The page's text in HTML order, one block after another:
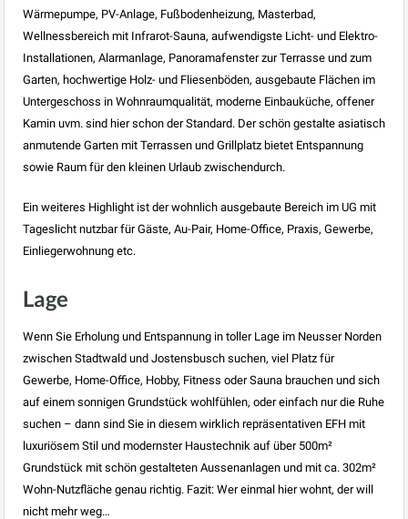
Wärmepumpe, PV-Anlage, Fußbodenheizung, Masterbad,
Wellnessbereich mit Infrarot-Sauna, aufwendigste Licht- und Elektro-
Installationen, Alarmanlage, Panoramafenster zur Terrasse und zum
Garten, hochwertige Holz- und Fliesenböden, ausgebaute Flächen im
Untergeschoss in Wohnraumqualität, moderne Einbauküche, offener
Kamin uvm. sind hier schon der Standard. Der schön gestalte asiatisch
anmutende Garten mit Terrassen und Grillplatz bietet Entspannung
sowie Raum für den kleinen Urlaub zwischendurch.
Ein weiteres Highlight ist der wohnlich ausgebaute Bereich im UG mit
Tageslicht nutzbar für Gäste, Au-Pair, Home-Office, Praxis, Gewerbe,
Einliegerwohnung etc.
Lage
Wenn Sie Erholung und Entspannung in toller Lage im Neusser Norden
zwischen Stadtwald und Jostensbusch suchen, viel Platz für
Gewerbe, Home-Office, Hobby, Fitness oder Sauna brauchen und sich
auf einem sonnigen Grundstück wohlfühlen, oder einfach nur die Ruhe
suchen – dann sind Sie in diesem wirklich repräsentativen EFH mit
luxuriösem Stil und modernster Haustechnik auf über 500m²
Grundstück mit schön gestalteten Aussenanlagen und mit ca. 302m²
Wohn-Nutzfläche genau richtig. Fazit: Wer einmal hier wohnt, der will
nicht mehr weg…